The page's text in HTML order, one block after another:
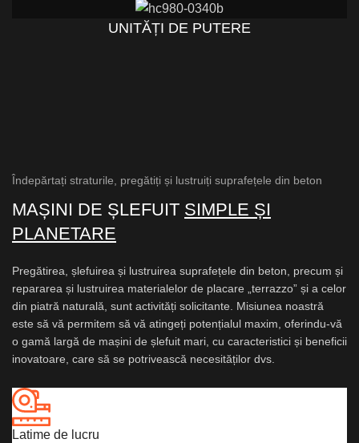
UNITĂȚI DE PUTERE
Îndepărtați straturile, pregătiți și lustruiți suprafețele din beton
MAȘINI DE ȘLEFUIT SIMPLE ȘI
PLANETARE
Pregătirea, șlefuirea și lustruirea suprafețele din beton, precum și
repararea și lustruirea materialelor de placare „terrazzo” și a celor
din piatră naturală, sunt activități solicitante. Misiunea noastră
este să vă permitem să vă atingeți potențialul maxim, oferindu-vă
o gamă largă de mașini de șlefuit mari, cu caracteristici și beneficii
inovatoare, care să se potrivească necesităților dvs.
Latime de lucru